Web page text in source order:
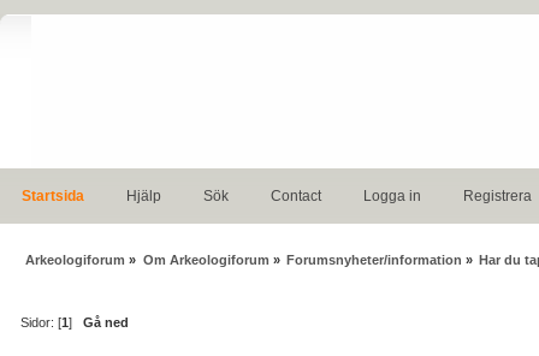
Startsida Hjälp Sök Contact Logga in Registrera
Arkeologiforum » Om Arkeologiforum » Forumsnyheter/information » Har du
Sidor: [1]Gå ned